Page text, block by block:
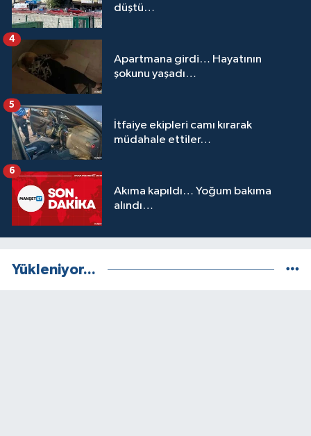
düştü…
Apartmana girdi… Hayatının
şokunu yaşadı…
4
İtfaiye ekipleri camı kırarak
müdahale ettiler…
5
Akıma kapıldı… Yoğum bakıma
alındı…
6
Yükleniyor...